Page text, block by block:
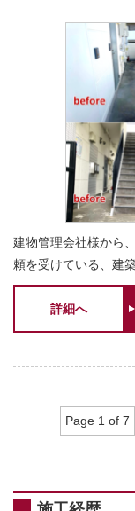
建物管理会社様から
頼を受けている、建
詳細へ
Page 1 of 7